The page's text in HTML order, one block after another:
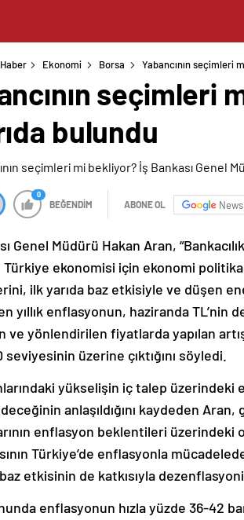
Ekonomi Borsa Yabancının seçimleri
seçimleri
bulundu
0
BEĞENDİM ABONE OL News
Genel Müdürü Hakan Aran,
Türkiye ekonomisi için ekonomi
ilk yarıda baz etkisiyle ve düşen
yıllık enflasyonun, haziranda TL’nin
ve yönlendirilen fiyatlarda yapılan
seviyesinin üzerine çıktığını söyledi.
yükselişin iç talep üzerindeki
anlaşıldığını kaydeden
enflasyon beklentileri
Türkiye’de enflasyonla
etkisinin de katkısıyla
enflasyonun hızla yüzde 36-42